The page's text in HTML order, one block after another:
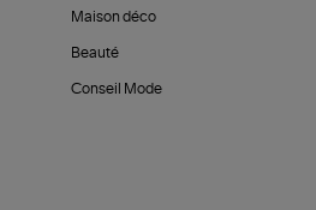
Maison déco
Beauté
Conseil Mode